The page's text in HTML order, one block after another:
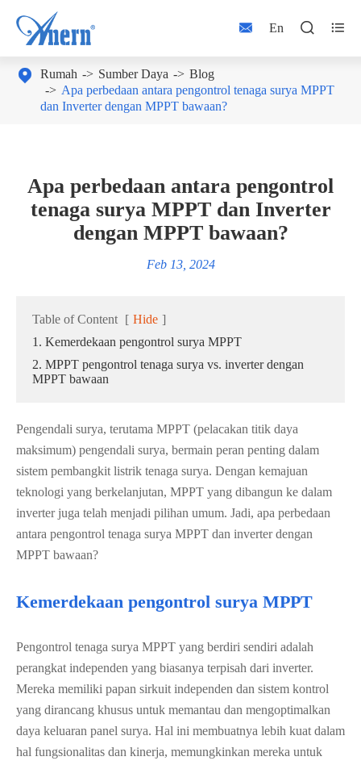
 En  
 Rumah Sumber Daya
Blog
Apa perbedaan antara pengontrol tenaga surya MPPT
dan Inverter dengan MPPT bawaan?
Apa perbedaan antara pengontrol
tenaga surya MPPT dan Inverter
dengan MPPT bawaan?
Feb 13, 2024
Table of Content [ Hide ]
1. Kemerdekaan pengontrol surya MPPT
2. MPPT pengontrol tenaga surya vs. inverter dengan
MPPT bawaan
Pengendali surya, terutama MPPT (pelacakan titik daya
maksimum) pengendali surya, bermain peran penting dalam
sistem pembangkit listrik tenaga surya. Dengan kemajuan
teknologi yang berkelanjutan, MPPT yang dibangun ke dalam
inverter juga telah menjadi pilihan umum. Jadi, apa perbedaan
antara pengontrol tenaga surya MPPT dan inverter dengan
MPPT bawaan?
Kemerdekaan pengontrol surya MPPT
Pengontrol tenaga surya MPPT yang berdiri sendiri adalah
perangkat independen yang biasanya terpisah dari inverter.
Mereka memiliki papan sirkuit independen dan sistem kontrol
yang dirancang khusus untuk memantau dan mengoptimalkan
daya keluaran panel surya. Hal ini membuatnya lebih kuat dalam
hal fungsionalitas dan kinerja, memungkinkan mereka untuk